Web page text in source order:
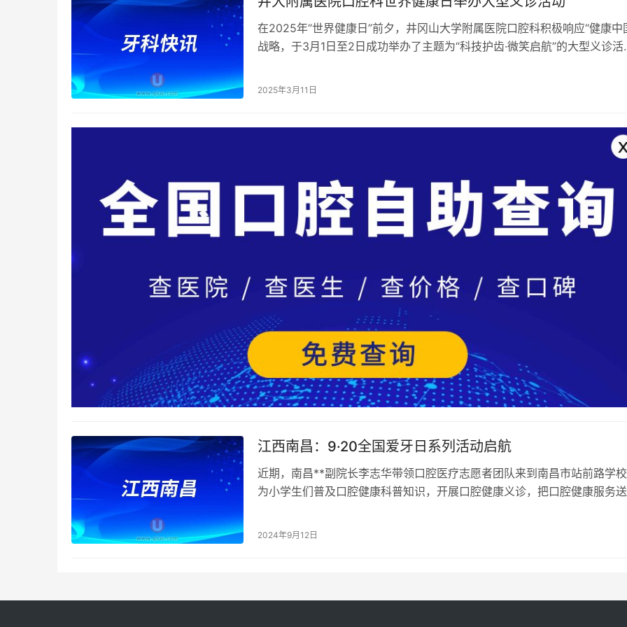
在2025年“世界健康日”前夕，井冈山大学附属医院口腔科积极响应“健康中
战略，于3月1日至2日成功举办了主题为“科技护齿·微笑启航”的大型义诊活
2025年3月11日
江西南昌：9·20全国爱牙日系列活动启航
近期，南昌**副院长李志华带领口腔医疗志愿者团队来到南昌市站前路学
为小学生们普及口腔健康科普知识，开展口腔健康义诊，把口腔健康服务
2024年9月12日